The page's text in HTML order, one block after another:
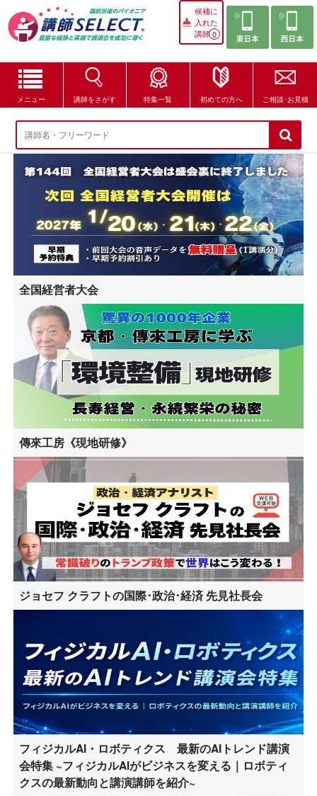
候補に
入れた
講師0
メニュー 講師をさがす 特集一覧 初めての方へ ご相談･お見積
講師をさがす
特集一覧
講師セレクトが選ばれる理由
ブログ・コラム
はじめての方へ
ご相談・お見積
全国経営者大会
傳來工房《現地研修》
ジョセフ クラフトの国際･政治･経済 先見社長会
フィジカルAI・ロボティクス 最新のAIトレンド講演
会特集 ~フィジカルAIがビジネスを変える｜ロボティ
クスの最新動向と講演講師を紹介~